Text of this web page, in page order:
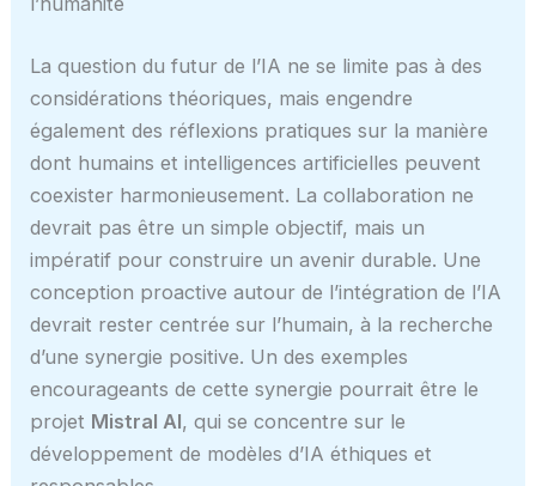
La question du futur de l’IA ne se limite pas à des
considérations théoriques, mais engendre
également des réflexions pratiques sur la manière
dont humains et intelligences artificielles peuvent
coexister harmonieusement. La collaboration ne
devrait pas être un simple objectif, mais un
impératif pour construire un avenir durable. Une
conception proactive autour de l’intégration de l’IA
devrait rester centrée sur l’humain, à la recherche
d’une synergie positive. Un des exemples
encourageants de cette synergie pourrait être le
projet Mistral AI, qui se concentre sur le
développement de modèles d’IA éthiques et